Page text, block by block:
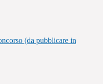
(da pubblicare in